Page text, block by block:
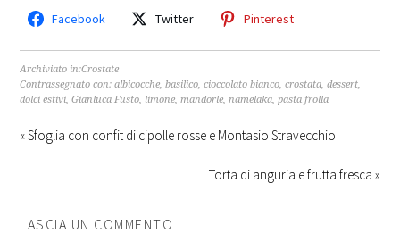
Facebook Twitter Pinterest
Archiviato in:Crostate
Contrassegnato con:albicocche,basilico,cioccolato bianco,crostata,dessert,
dolci estivi,Gianluca Fusto, limone,mandorle,namelaka,pasta frolla
« Sfoglia con confit di cipolle rosse e Montasio Stravecchio
Torta di anguria e frutta fresca »
LASCIA UN COMMENTO